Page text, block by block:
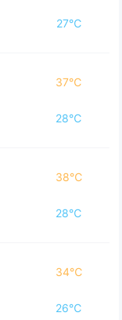
27℃
37℃
28℃
38℃
28℃
34℃
26℃